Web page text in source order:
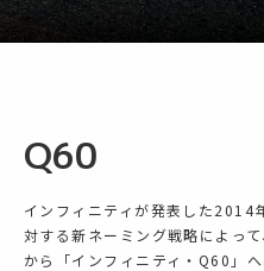
Q60
インフィニティが発表した2014
対する新ネーミング戦略によっ
から「インフィニティ・Q60」へ